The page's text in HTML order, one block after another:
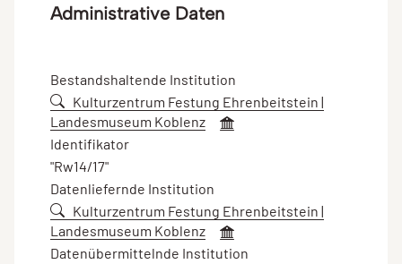
Administrative Daten
Bestandshaltende Institution
Kulturzentrum Festung Ehrenbeitstein |
Landesmuseum Koblenz
Identifikator
"Rw14/17"
Datenliefernde Institution
Kulturzentrum Festung Ehrenbeitstein |
Landesmuseum Koblenz
Datenübermittelnde Institution